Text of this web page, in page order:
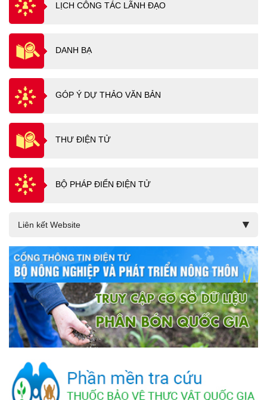
LỊCH CÔNG TÁC LÃNH ĐẠO
DANH BẠ
GÓP Ý DỰ THẢO VĂN BẢN
THƯ ĐIỆN TỬ
BỘ PHÁP ĐIỂN ĐIỆN TỬ